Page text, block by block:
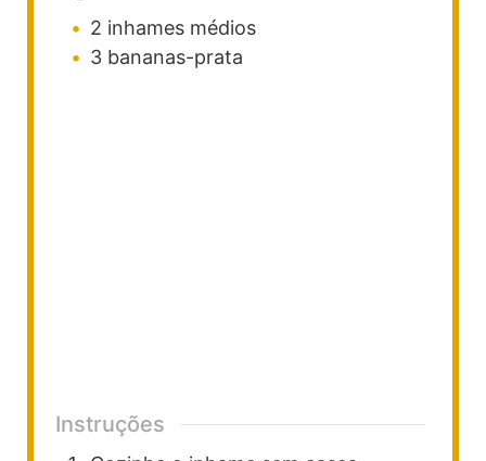
2 inhames médios
3 bananas-prata
Instruções